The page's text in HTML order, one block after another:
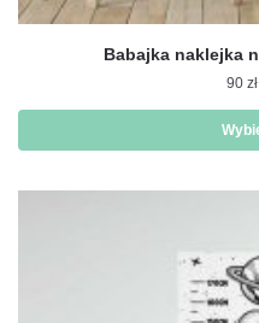
Babajka naklejka
90 zł